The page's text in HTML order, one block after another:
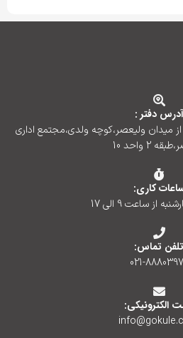
آدرس دفتر :
از میدان ولیعصر،کوچه ولدی،مجتمع اداری
2 واحد 10
کاری:
از ساعت 9 الی 17
تلفن تماس:
021-
الکترونیکی: